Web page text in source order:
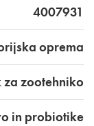
4007931
oprema
zootehniko
in probiotike